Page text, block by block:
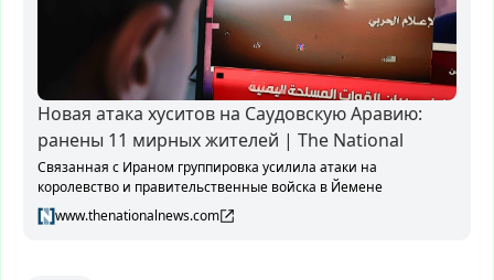
Новая атака хуситов на Саудовскую Аравию:
ранены 11 мирных жителей | The National
Связанная с Ираном группировка усилила атаки на
королевство и правительственные войска в Йемене
www.thenationalnews.com